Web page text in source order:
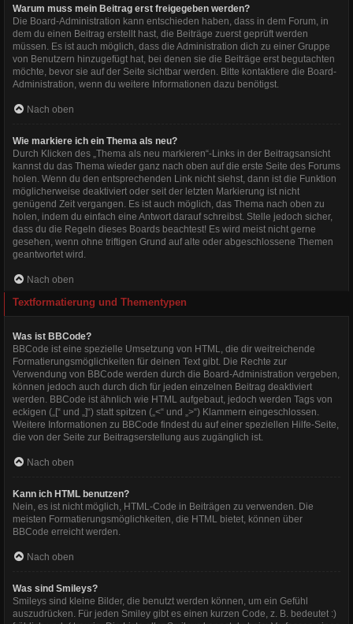
Warum muss mein Beitrag erst freigegeben werden?
Die Board-Administration kann entschieden haben, dass in dem Forum, in
dem du einen Beitrag erstellt hast, die Beiträge zuerst geprüft werden
müssen. Es ist auch möglich, dass die Administration dich zu einer Gruppe
von Benutzern hinzugefügt hat, bei denen sie die Beiträge erst begutachten
möchte, bevor sie auf der Seite sichtbar werden. Bitte kontaktiere die Board-
Administration, wenn du weitere Informationen dazu benötigst.
Nach oben
Wie markiere ich ein Thema als neu?
Durch Klicken des „Thema als neu markieren“-Links in der Beitragsansicht
kannst du das Thema wieder ganz nach oben auf die erste Seite des Forums
holen. Wenn du den entsprechenden Link nicht siehst, dann ist die Funktion
möglicherweise deaktiviert oder seit der letzten Markierung ist nicht
genügend Zeit vergangen. Es ist auch möglich, das Thema nach oben zu
holen, indem du einfach eine Antwort darauf schreibst. Stelle jedoch sicher,
dass du die Regeln dieses Boards beachtest! Es wird meist nicht gerne
gesehen, wenn ohne triftigen Grund auf alte oder abgeschlossene Themen
geantwortet wird.
Nach oben
Textformatierung und Thementypen
Was ist BBCode?
BBCode ist eine spezielle Umsetzung von HTML, die dir weitreichende
Formatierungsmöglichkeiten für deinen Text gibt. Die Rechte zur
Verwendung von BBCode werden durch die Board-Administration vergeben,
können jedoch auch durch dich für jeden einzelnen Beitrag deaktiviert
werden. BBCode ist ähnlich wie HTML aufgebaut, jedoch werden Tags von
eckigen („[“ und „]“) statt spitzen („<“ und „>“) Klammern eingeschlossen.
Weitere Informationen zu BBCode findest du auf einer speziellen Hilfe-Seite,
die von der Seite zur Beitragserstellung aus zugänglich ist.
Nach oben
Kann ich HTML benutzen?
Nein, es ist nicht möglich, HTML-Code in Beiträgen zu verwenden. Die
meisten Formatierungsmöglichkeiten, die HTML bietet, können über
BBCode erreicht werden.
Nach oben
Was sind Smileys?
Smileys sind kleine Bilder, die benutzt werden können, um ein Gefühl
auszudrücken. Für jeden Smiley gibt es einen kurzen Code, z. B. bedeutet :)